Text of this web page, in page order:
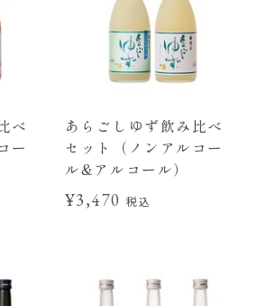
べ
ー
あらごしゆず飲み比べ
セット（ノンアルコー
ル&アルコール）
¥3,470 税込